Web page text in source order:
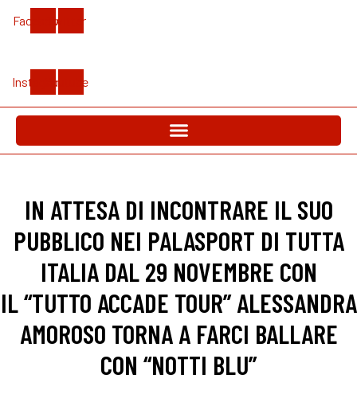
FacebookTwitter
InstagramYoutube
IN ATTESA DI INCONTRARE IL SUO
PUBBLICO NEI PALASPORT DI TUTTA
ITALIA DAL 29 NOVEMBRE CON
IL “TUTTO ACCADE TOUR” ALESSANDRA
AMOROSO TORNA A FARCI BALLARE
CON “NOTTI BLU”